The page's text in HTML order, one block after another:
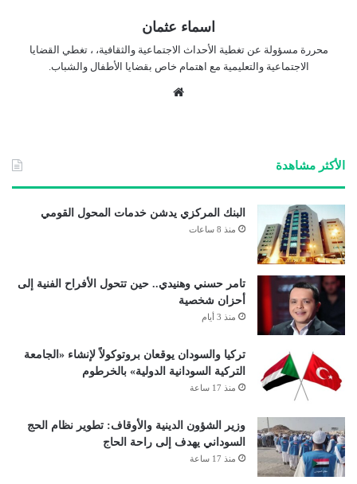
اسماء عثمان
محررة مسؤولة عن تغطية الأحداث الاجتماعية والثقافية، ، تغطي القضايا
الاجتماعية والتعليمية مع اهتمام خاص بقضايا الأطفال والشباب.
الأكثر مشاهدة
البنك المركزي يدشن خدمات المحول القومي
منذ 8 ساعات
تامر حسني وهنيدي.. حين تتحول الأفراح الفنية إلى
أحزان شخصية
منذ 3 أيام
تركيا والسودان يوقعان بروتوكولاً لإنشاء «الجامعة
التركية السودانية الدولية» بالخرطوم
منذ 17 ساعة
وزير الشؤون الدينية والأوقاف: تطوير نظام الحج
السوداني يهدف إلى راحة الحاج
منذ 17 ساعة